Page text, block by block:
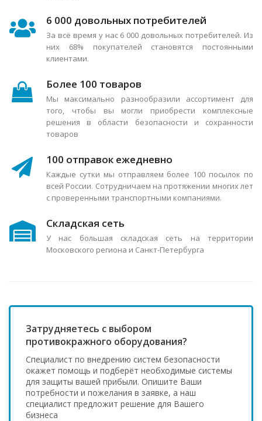
6 000 довольных потребителей
За всё время у нас 6 000 довольных потребителей. Из
них 68% покупателей становятся постоянными
клиентами.
Более 100 товаров
Мы максимально разнообразили ассортимент для
того, чтобы вы могли приобрести комплексные
решения в области безопасности и сохранности
товаров
100 отправок ежедневно
Каждые сутки мы отправляем более 100 посылок по
всей России. Сотрудничаем на протяжении многих лет
с проверенными транспортными компаниями.
Складская сеть
У нас большая складская сеть на территории
Московского региона и Санкт-Петербурга
Затрудняетесь с выбором
противокражного оборудования?
Специалист по внедрению систем безопасности
окажет помощь и подберёт необходимые системы
для защиты вашей прибыли. Опишите Ваши
потребности и пожелания в заявке, а наш
специалист предложит решение для Вашего
бизнеса